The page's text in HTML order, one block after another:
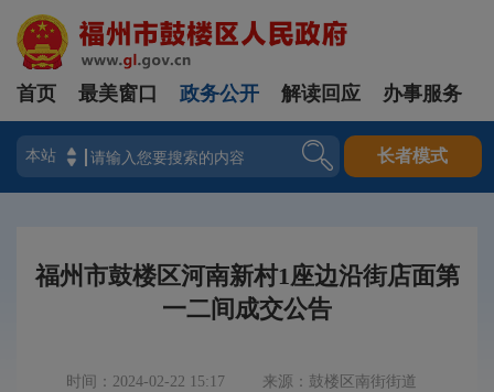
登录
首页 最美窗口 政务公开 解读回应 办事服务
长者模式
福州市鼓楼区河南新村1座边沿街店面第
一二间成交公告
时间：2024-02-22 15:17
来源：鼓楼区南街街道